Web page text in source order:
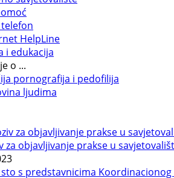
telefon
HelpLine
i edukacija
o ...
pornografija i pedofilija
ljudima
za objavljivanje prakse u